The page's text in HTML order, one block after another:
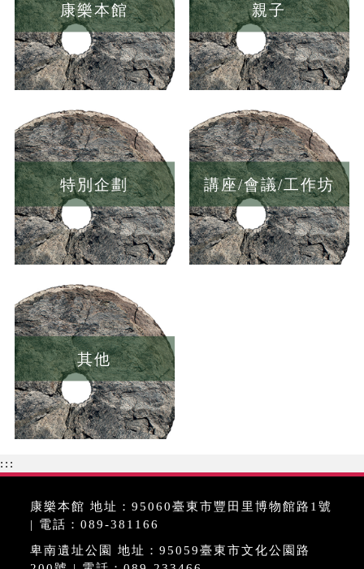
康樂本館 親子
特別企劃 講座/會議/工作坊
其他
:::
康樂本館 地址：95060臺東市豐田里博物館路1號
| 電話：089-381166
卑南遺址公園 地址：95059臺東市文化公園路